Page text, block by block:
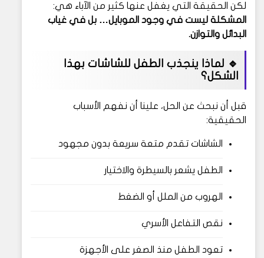
لكن الحقيقة التي يغفل عنها كثير من الآباء هي:
المشكلة ليست في وجود الموبايل… بل في غياب
البدائل والتوازن.
🔹 لماذا ينجذب الطفل للشاشات بهذا
الشكل؟
قبل أن نبحث عن الحل، علينا أن نفهم الأسباب
الحقيقية:
الشاشات تقدم متعة سريعة بدون مجهود
الطفل يشعر بالسيطرة والاختيار
الهروب من الملل أو الضغط
نقص التفاعل الأسري
تعود الطفل منذ الصغر على الأجهزة